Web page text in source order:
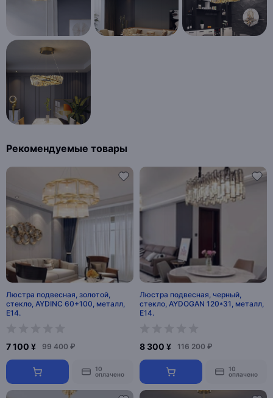
Рекомендуемые товары
Люстра подвесная, золотой,
стекло, AYDINC 60+100, металл,
E14.
7 100 ¥ 99 400 ₽
10
оплачено
Люстра подвесная, черный,
стекло, AYDOGAN 120*31, металл,
E14.
8 300 ¥ 116 200 ₽
10
оплачено